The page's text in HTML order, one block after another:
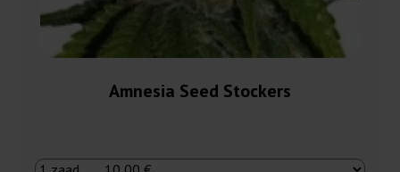
Amnesia Seed Stockers